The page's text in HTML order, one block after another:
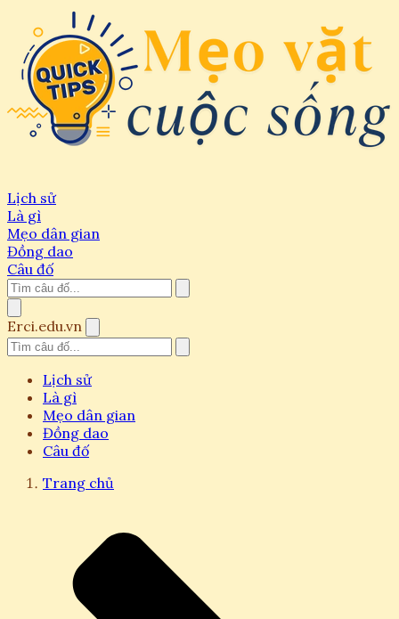
Lịch sử
Là gì
Mẹo dân gian
Đồng dao
Câu đố
Erci.edu.vn
Lịch sử
Là gì
Mẹo dân gian
Đồng dao
Câu đố
Trang chủ